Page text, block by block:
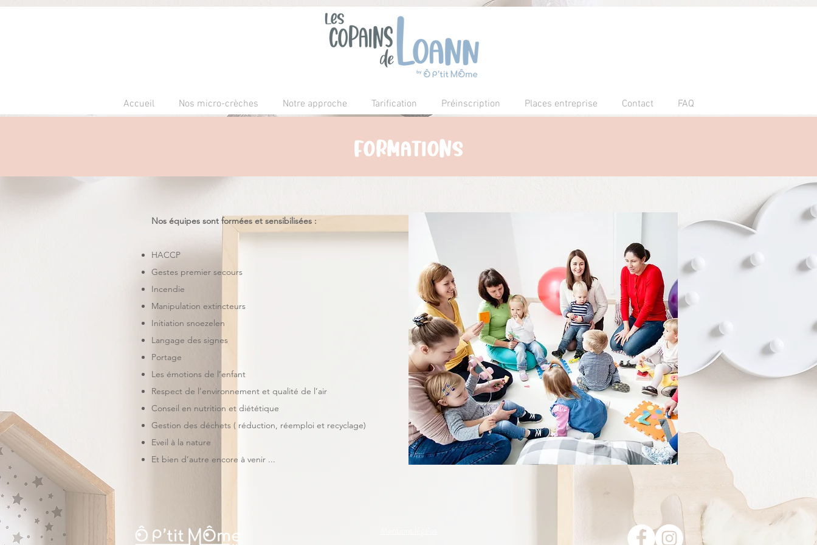
Accueil Nos micro-crèches Notre approche Tarification Préinscription Places entreprise Contact FAQ
formations
Nos équipes sont formées et sensibilisées :
HACCP
Gestes premier secours
Incendie
Manipulation extincteurs
Initiation snoezelen
Langage des signes
Portage
Les émotions de l’enfant
Respect de l’environnement et qualité de l’air
Conseil en nutrition et diététique
Gestion des déchets ( réduction, réemploi et recyclage)
Eveil à la nature
Et bien d’autre encore à venir ...